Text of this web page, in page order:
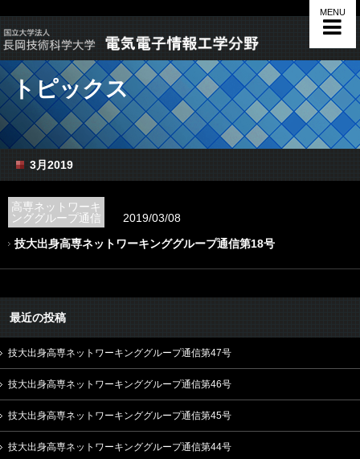
MENU
トピックス
3月2019
高専ネットワーキ
ンググループ通信
2019/03/08
技大出身高専ネットワーキンググループ通信第18号
最近の投稿
技大出身高専ネットワーキンググループ通信第47号
技大出身高専ネットワーキンググループ通信第46号
技大出身高専ネットワーキンググループ通信第45号
技大出身高専ネットワーキンググループ通信第44号